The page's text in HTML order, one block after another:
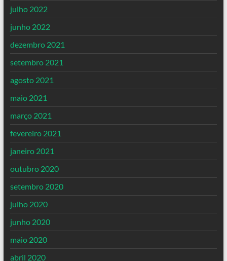
julho 2022
junho 2022
dezembro 2021
setembro 2021
agosto 2021
maio 2021
março 2021
fevereiro 2021
janeiro 2021
outubro 2020
setembro 2020
julho 2020
junho 2020
maio 2020
abril 2020